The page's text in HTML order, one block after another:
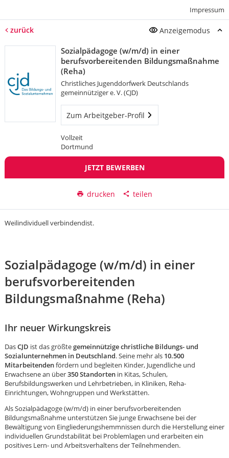
Impressum
zurück Anzeigemodus
Sozialpädagoge (w/m/d) in einer
berufsvorbereitenden Bildungsmaßnahme
(Reha)
Christliches Jugenddorfwerk Deutschlands
gemeinnütziger e. V. (CJD)
Zum Arbeitgeber-Profil
Vollzeit
Dortmund
JETZT BEWERBEN
drucken teilen
Weilindividuell verbindendist.
Sozialpädagoge (w/m/d) in einer
berufsvorbereitenden
Bildungsmaßnahme (Reha)
Ihr neuer Wirkungskreis
DasCJD ist das größtegemeinnützige christliche Bildungs- und
Sozialunternehmen in Deutschland. Seine mehr als 10.500
Mitarbeitendenfördern und begleiten Kinder, Jugendliche und
Erwachsene an über350 Standortenin Kitas, Schulen,
Berufsbildungswerken und Lehrbetrieben, in Kliniken, Reha-
Einrichtungen, Wohngruppen und Werkstätten.
Als Sozialpädagoge (w/m/d) in einer berufsvorbereitenden
Bildungsmaßnahme unterstützen Sie junge Erwachsene bei der
Bewältigung von Eingliederungshemmnissen durch die Herstellung einer
individuellen Grundstabilität bei Problemlagen und erarbeiten ein
positives Lern- und Arbeitsverhaltens der Teilnehmenden.
Karte anzeigen